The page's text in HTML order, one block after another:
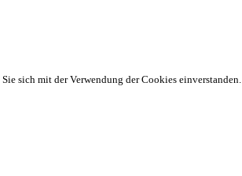
sich mit der Verwendung der Cookies einverstanden.